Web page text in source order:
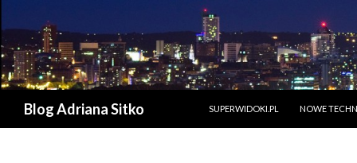
Blog Adriana Sitko
SUPERWIDOKI.PL
NOWE